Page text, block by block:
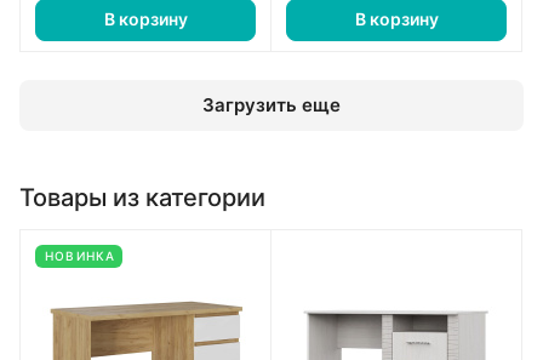
В корзину В корзину
Загрузить еще
Товары из категории
НОВИНКА